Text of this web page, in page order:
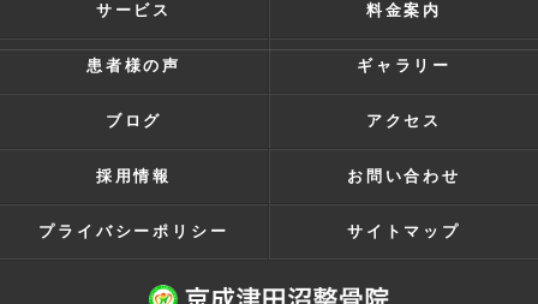
サービス 料金案内
患者様の声 ギャラリー
ブログ アクセス
採用情報 お問い合わせ
プライバシーポリシー サイトマップ